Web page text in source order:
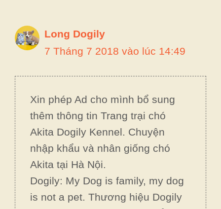
Long Dogily
7 Tháng 7 2018 vào lúc 14:49
Xin phép Ad cho mình bổ sung
thêm thông tin Trang trại chó
Akita Dogily Kennel. Chuyện
nhập khẩu và nhân giống chó
Akita tại Hà Nội.
Dogily: My Dog is family, my dog
is not a pet. Thương hiệu Dogily